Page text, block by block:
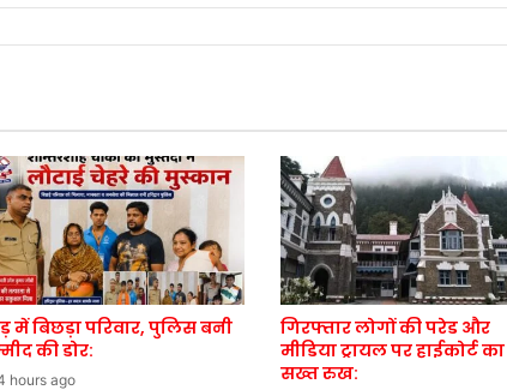
में बिछड़ा परिवार, पुलिस बनी
की डोर:
hours ago
गिरफ्तार लोगों की परेड और
मीडिया ट्रायल पर हाईकोर्ट का
सख्त रुख: